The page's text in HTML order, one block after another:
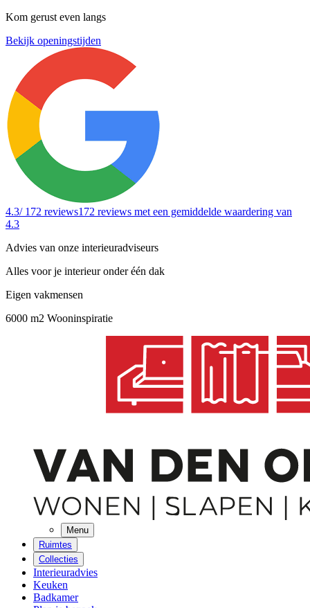
Kom gerust even langs
Bekijk openingstijden
4.3/ 172 reviews172 reviews met een gemiddelde waardering van
4.3
Advies van onze interieuradviseurs
Alles voor je interieur onder één dak
Eigen vakmensen
6000 m2 Wooninspiratie
Menu
Ruimtes
Collecties
Interieuradvies
Keuken
Badkamer